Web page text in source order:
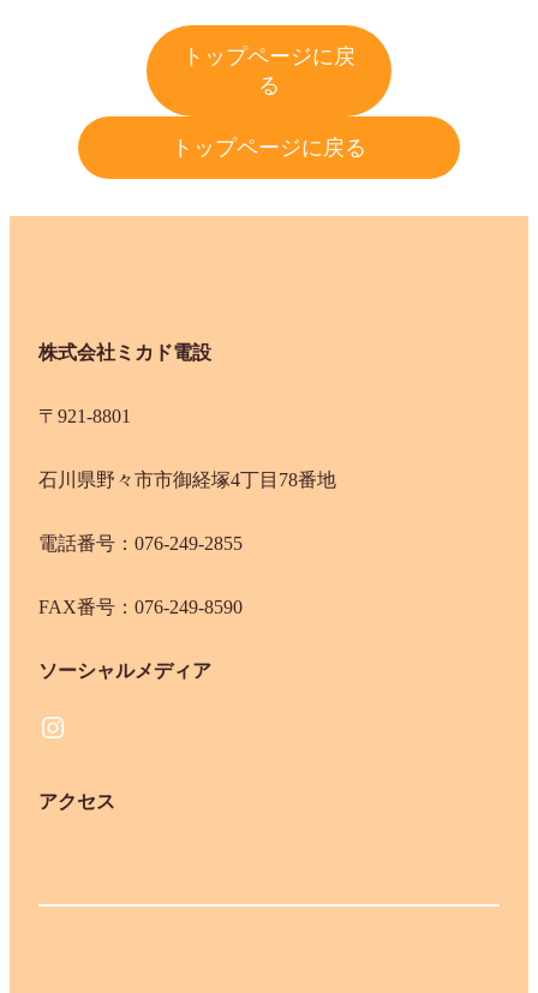
トップページに戻
る
トップページに戻る
株式会社ミカド電設
〒921-8801
石川県野々市市御経塚4丁目78番地
電話番号：076-249-2855
FAX番号：076-249-8590
ソーシャルメディア
Instagram
アクセス